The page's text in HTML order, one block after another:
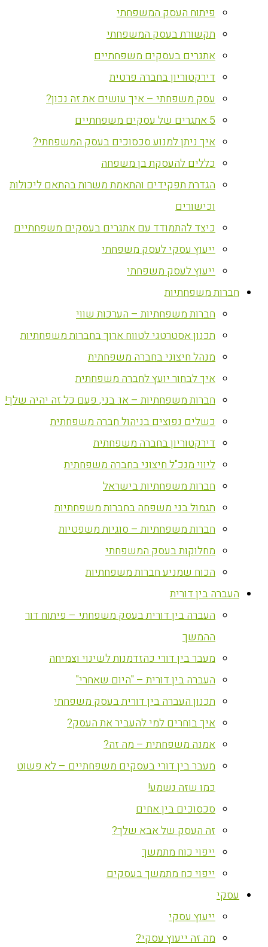
פיתוח העסק המשפחתי
תקשורת בעסק המשפחתי
אתגרים בעסקים משפחתיים
דירקטוריון בחברה פרטית
עסק משפחתי – איך עושים את זה נכון?
5 אתגרים של עסקים משפחתיים
איך ניתן למנוע סכסוכים בעסק המשפחתי?
כללים להעסקת בן משפחה
הגדרת תפקידים והתאמת משרות בהתאם ליכולות
וכישורים
כיצד להתמודד עם אתגרים בעסקים משפחתיים
ייעוץ עסקי לעסק משפחתי
ייעוץ לעסק משפחתי
חברות משפחתיות
חברות משפחתיות – הערכות שווי
תכנון אסטרטגי לטווח ארוך בחברות משפחתיות
מנהל חיצוני בחברה משפחתית
איך לבחור יועץ לחברה משפחתית
חברות משפחתיות – או: בני, פעם כל זה יהיה שלך!
כשלים נפוצים בניהול חברה משפחתית
דירקטוריון בחברה משפחתית
ליווי מנכ"ל חיצוני בחברה משפחתית
חברות משפחתיות בישראל
תגמול בני משפחה בחברות משפחתיות
חברות משפחתיות – סוגיות משפטיות
מחלוקות בעסק המשפחתי
הכוח שמניע חברות משפחתיות
העברה בין דורית
העברה בין דורית בעסק משפחתי – פיתוח דור
ההמשך
מעבר בין דורי כהזדמנות לשינוי וצמיחה
העברה בין דורית – "היום שאחרי"
תכנון העברה בין דורית בעסק משפחתי
איך בוחרים למי להעביר את העסק?
אמנה משפחתית – מה זה?
מעבר בין דורי בעסקים משפחתיים – לא פשוט
כמו שזה נשמע!
סכסוכים בין אחים
זה העסק של אבא שלך?
ייפוי כוח מתמשך
ייפוי כח מתמשך בעסקים
עסקי
ייעוץ עסקי
מה זה ייעוץ עסקי?